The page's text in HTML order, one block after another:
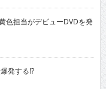
担当がデビューDVDを発
発する!?